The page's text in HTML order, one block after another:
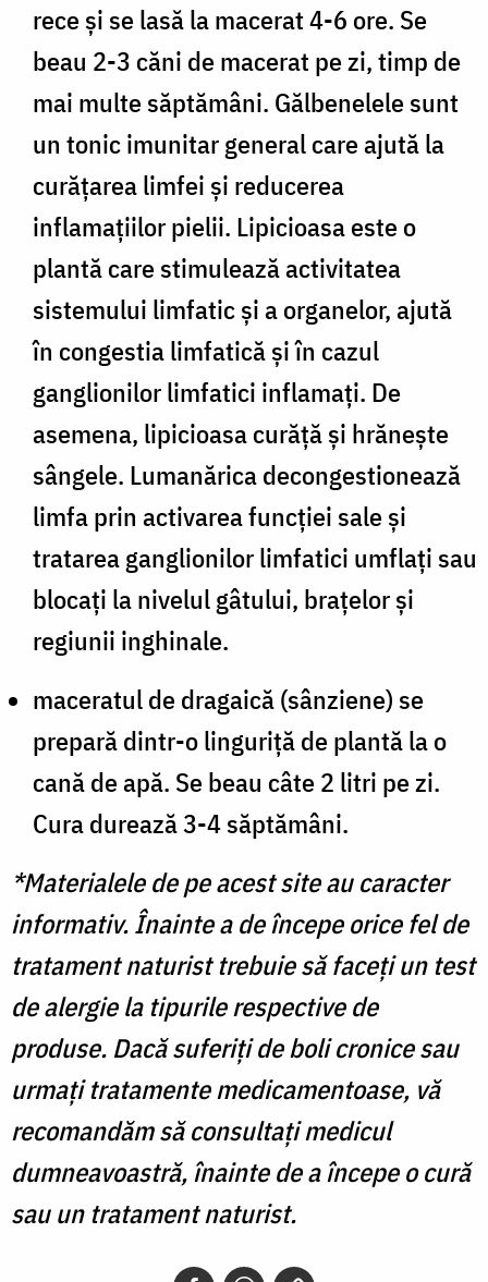
rece și se lasă la macerat 4-6 ore. Se
beau 2-3 căni de macerat pe zi, timp de
mai multe săptămâni. Gălbenelele sunt
un tonic imunitar general care ajută la
curățarea limfei și reducerea
inflamațiilor pielii. Lipicioasa este o
plantă care stimulează activitatea
sistemului limfatic și a organelor, ajută
în congestia limfatică și în cazul
ganglionilor limfatici inflamați. De
asemena, lipicioasa curăță și hrănește
sângele. Lumanărica decongestionează
limfa prin activarea funcției sale și
tratarea ganglionilor limfatici umflați sau
blocați la nivelul gâtului, brațelor și
regiunii inghinale.
maceratul de dragaică (sânziene) se
prepară dintr-o linguriță de plantă la o
cană de apă. Se beau câte 2 litri pe zi.
Cura durează 3-4 săptămâni.
*Materialele de pe acest site au caracter
informativ. Înainte a de începe orice fel de
tratament naturist trebuie să faceți un test
de alergie la tipurile respective de
produse. Dacă suferiți de boli cronice sau
urmați tratamente medicamentoase, vă
recomandăm să consultați medicul
dumneavoastră, înainte de a începe o cură
sau un tratament naturist.